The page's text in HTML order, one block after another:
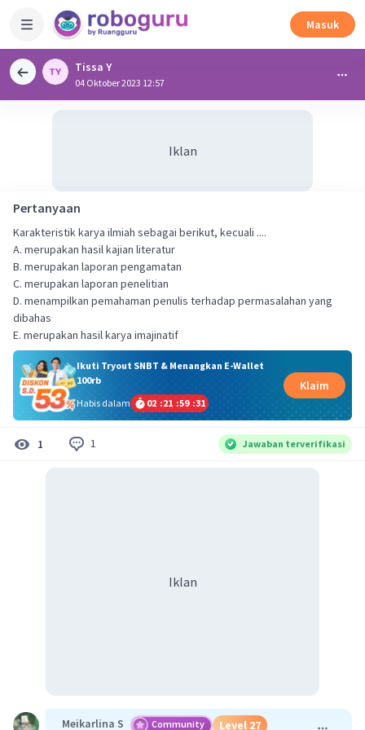
Masuk
Tissa Y
04 Oktober 2023 12:57
Iklan
Pertanyaan
Karakteristik karya ilmiah sebagai berikut, kecuali ....
A. merupakan hasil kajian literatur
B. merupakan laporan pengamatan
C. merupakan laporan penelitian
D. menampilkan pemahaman penulis terhadap permasalahan yang
dibahas
E. merupakan hasil karya imajinatif
Ikuti Tryout SNBT & Menangkan E-Wallet
100rb
Habis dalam
02 :21 :59 :30
Klaim
1 1 Jawaban terverifikasi
Iklan
Meikarlina S Community Level 27